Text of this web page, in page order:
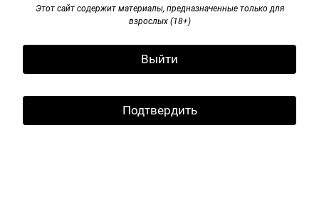
Этот сайт содержит материалы, предназначенные только для
взрослых (18+)
Выйти
Подтвердить